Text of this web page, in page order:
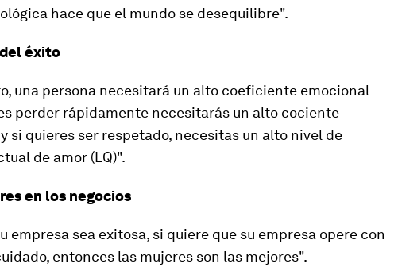
hace que el mundo se desequilibre".
éxito
una persona necesitará un alto coeficiente emocional
perder rápidamente necesitarás un alto cociente
si quieres ser respetado, necesitas un alto nivel de
de amor (LQ)".
en los negocios
empresa sea exitosa, si quiere que su empresa opere con
entonces las mujeres son las mejores".